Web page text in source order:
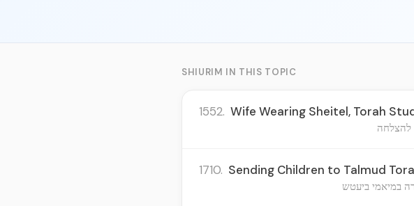
SHIURIM IN THIS TOPIC
1552. Wife Wearing Sheitel, Torah
להצלחה
1710. Sending Children to Talmud
במיאמי ביעטש